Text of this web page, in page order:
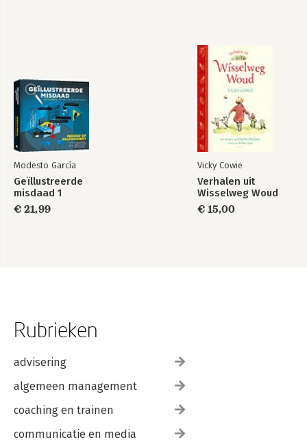
Modesto García
Geïllustreerde
misdaad 1
€ 21,99
Vicky Cowie
Verhalen uit
Wisselweg Woud
€ 15,00
Rubrieken
advisering
algemeen management
coaching en trainen
communicatie en media